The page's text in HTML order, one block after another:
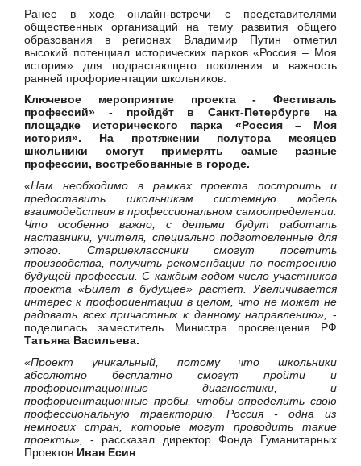
Ранее в ходе онлайн-встречи с представителями
общественных организаций на тему развития общего
образования в регионах Владимир Путин отметил
высокий потенциал исторических парков «Россия – Моя
история» для подрастающего поколения и важность
ранней профориентации школьников.
Ключевое мероприятие проекта - Фестиваль
профессий» - пройдёт в Санкт-Петербурге на
площадке исторического парка «Россия – Моя
история». На протяжении полутора месяцев
школьники смогут примерять самые разные
профессии, востребованные в городе.
«Нам необходимо в рамках проекта построить и
предоставить школьникам системную модель
взаимодействия в профессиональном самоопределении.
Что особенно важно, с детьми будут работать
наставники, учителя, специально подготовленные для
этого. Старшеклассники смогут посетить
производства, получить рекомендации по построению
будущей профессии. С каждым годом число участников
проекта «Билет в будущее» растет. Увеличивается
интерес к профориентации в целом, что не может не
радовать всех причастных к данному направлению»,
-
поделилась заместитель Министра просвещения РФ
Татьяна Васильева.
«Проект уникальный, потому что школьники
абсолютно бесплатно смогут пройти и
профориентационные диагностики, и
профориентационные пробы, чтобы определить свою
профессиональную траекторию. Россия - одна из
немногих стран, которые могут проводить такие
проекты»,
- рассказал директор Фонда Гуманитарных
Проектов Иван Есин